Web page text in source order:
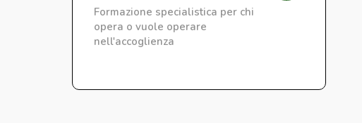
Formazione specialistica per chi
opera o vuole operare
nell'accoglienza